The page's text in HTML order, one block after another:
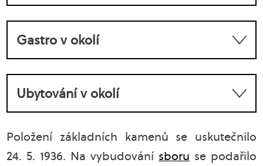
Gastro v okolí
Ubytování v okolí
Položení základních kamenů se uskutečnilo
24. 5. 1936. Na vybudování sboru se podařilo